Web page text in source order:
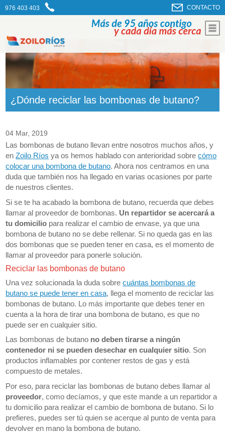
976 403 403 CONTACTO
¿Dónde reciclar las bombonas de butano?
04 Mar, 2019
Las bombonas de butano llevan entre nosotros muchos años, y
enZoilo Ríos ya os hemos hablado con anterioridad sobrecómo
colocar una bombona de butano. Ahora nos centramos en una
duda que también nos ha llegado en varias ocasiones por parte
de nuestros clientes.
Si se te ha acabado la bombona de butano, recuerda que debes
llamar al proveedor de bombonas. Un repartidor se acercará a
tu domicilio para realizar el cambio de envase, ya que una
bombona de butano no se debe rellenar. Si no queda gas en las
dos bombonas que se pueden tener en casa, es el momento de
llamar al proveedor para ponerle solución.
Reciclar las bombonas de butano
Una vez solucionada la duda sobrecuántas bombonas de
butano se puede tener en casa, llega el momento de reciclar las
bombonas de butano. Lo más importante que debes tener en
cuenta a la hora de tirar una bombona de butano, es que no
puede ser en cualquier sitio.
Las bombonas de butano no deben tirarse a ningún
contenedor ni se pueden desechar en cualquier sitio. Son
productos inflamables por contener restos de gas y está
compuesto de metales.
Por eso, para reciclar las bombonas de butano debes llamar al
proveedor, como decíamos, y que este mande a un repartidor a
tu domicilio para realizar el cambio de bombona de butano. Si lo
prefieres, puedes ser tú quien se acerque al punto de venta para
devolver en mano la bombona de butano.